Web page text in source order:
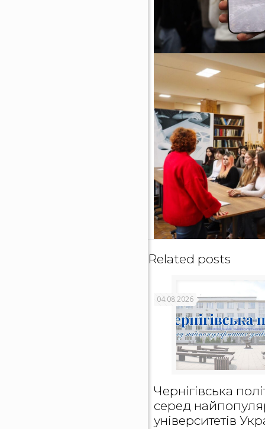
Related posts
04.08.2026
Чернігівська
серед
університетів